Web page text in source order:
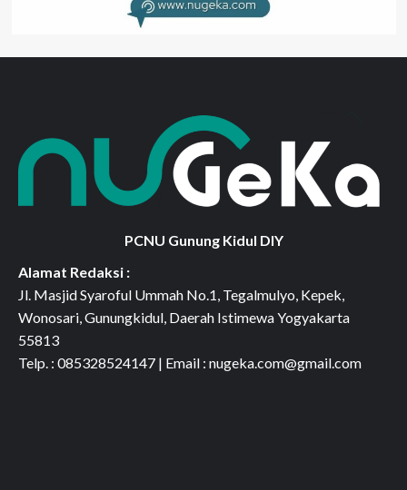
PCNU Gunung Kidul DIY
Alamat Redaksi :
Jl. Masjid Syaroful Ummah No.1, Tegalmulyo, Kepek,
Wonosari, Gunungkidul, Daerah Istimewa Yogyakarta
55813
Telp. : 085328524147 | Email : nugeka.com@gmail.com